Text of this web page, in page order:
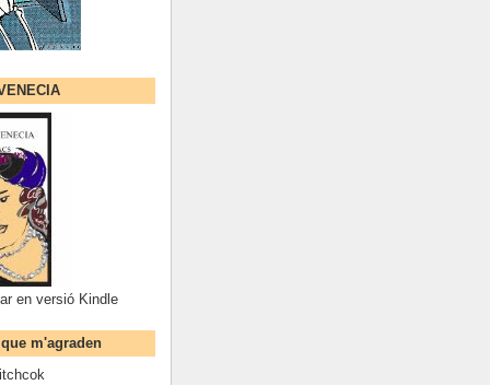
en versió Kindle
m'agraden